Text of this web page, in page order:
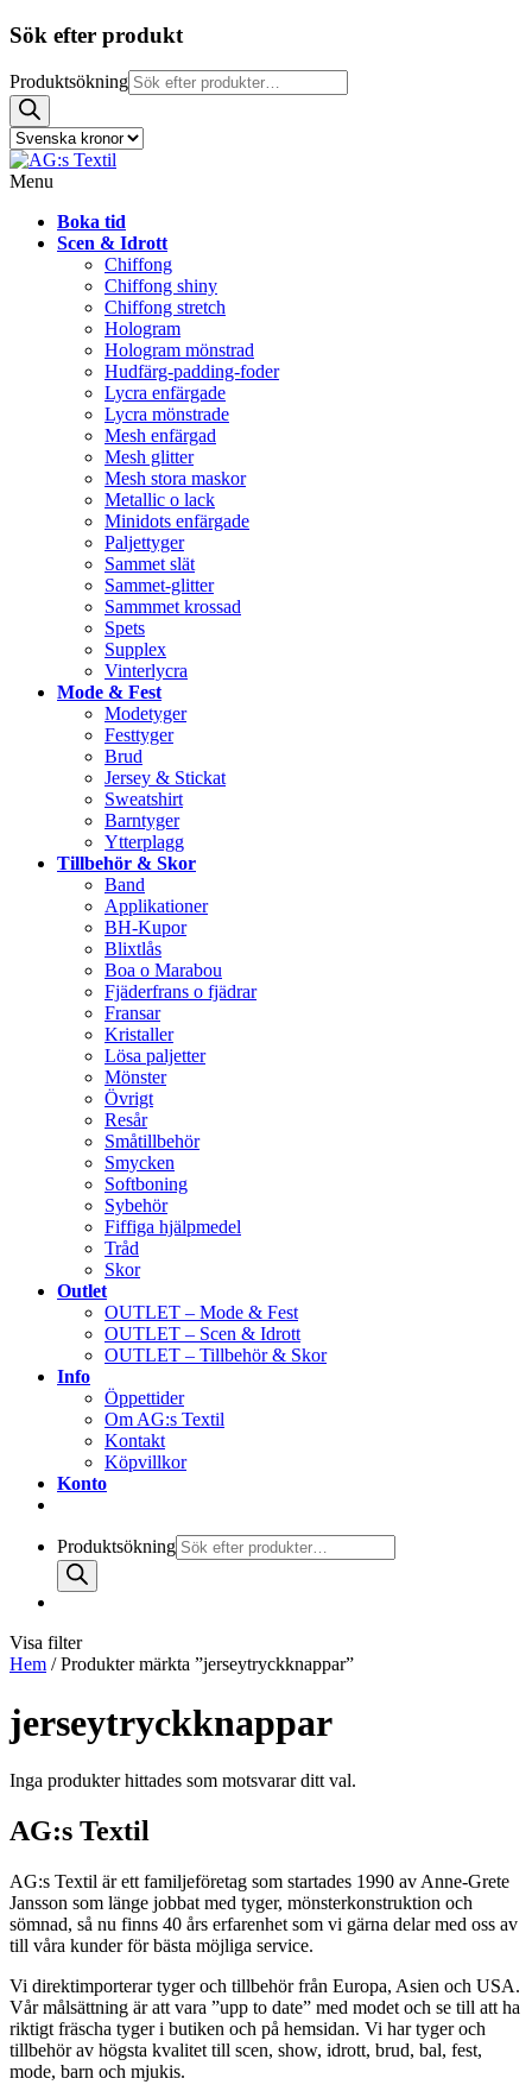
Sök efter produkt
Produktsökning
Menu
Boka tid
Scen & Idrott
Chiffong
Chiffong shiny
Chiffong stretch
Hologram
Hologram mönstrad
Hudfärg-padding-foder
Lycra enfärgade
Lycra mönstrade
Mesh enfärgad
Mesh glitter
Mesh stora maskor
Metallic o lack
Minidots enfärgade
Paljettyger
Sammet slät
Sammet-glitter
Sammmet krossad
Spets
Supplex
Vinterlycra
Mode & Fest
Modetyger
Festtyger
Brud
Jersey & Stickat
Sweatshirt
Barntyger
Ytterplagg
Tillbehör & Skor
Band
Applikationer
BH-Kupor
Blixtlås
Boa o Marabou
Fjäderfrans o fjädrar
Fransar
Kristaller
Lösa paljetter
Mönster
Övrigt
Resår
Småtillbehör
Smycken
Softboning
Sybehör
Fiffiga hjälpmedel
Tråd
Skor
Outlet
OUTLET – Mode & Fest
OUTLET – Scen & Idrott
OUTLET – Tillbehör & Skor
Info
Öppettider
Om AG:s Textil
Kontakt
Köpvillkor
Konto
Produktsökning
Visa filter
Hem / Produkter märkta ”jerseytryckknappar”
jerseytryckknappar
Inga produkter hittades som motsvarar ditt val.
AG:s Textil
AG:s Textil är ett familjeföretag som startades 1990 av Anne-Grete
Jansson som länge jobbat med tyger, mönsterkonstruktion och
sömnad, så nu finns 40 års erfarenhet som vi gärna delar med oss av
till våra kunder för bästa möjliga service.
Vi direktimporterar tyger och tillbehör från Europa, Asien och USA.
Vår målsättning är att vara ”upp to date” med modet och se till att ha
riktigt fräscha tyger i butiken och på hemsidan. Vi har tyger och
tillbehör av högsta kvalitet till scen, show, idrott, brud, bal, fest,
mode, barn och mjukis.